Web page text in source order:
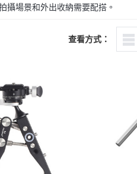
攝場景和外出收納需要配搭。
查看方式：